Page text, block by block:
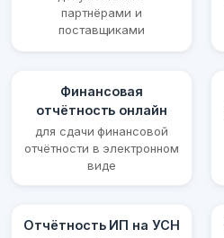
партнёрами и
поставщиками
Финансовая
отчётность онлайн
для сдачи финансовой
отчётности в электронном
виде
Отчётность ИП на УСН